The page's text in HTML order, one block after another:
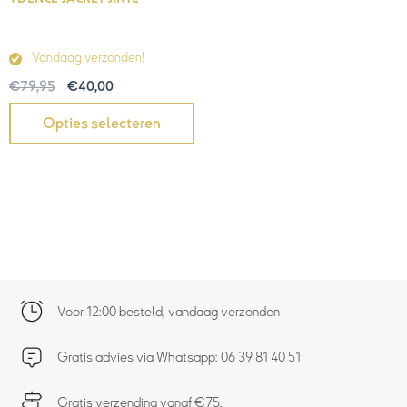
Vandaag verzonden!
€79,95 €40,00
Opties selecteren
Voor 12:00 besteld, vandaag verzonden
Gratis advies via Whatsapp: 06 39 81 40 51
Gratis verzending vanaf €75,-